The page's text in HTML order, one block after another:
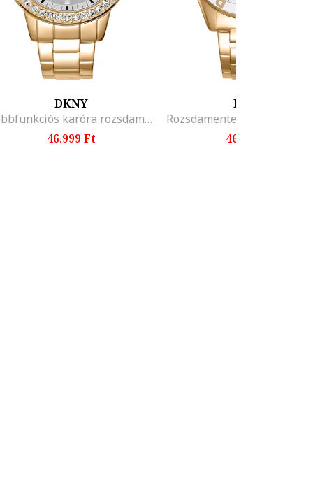
DKNY
Többfunkciós karóra rozsdamentes acél szíjjal, Aranyszín
46.999 Ft
DKNY
46.999 Ft